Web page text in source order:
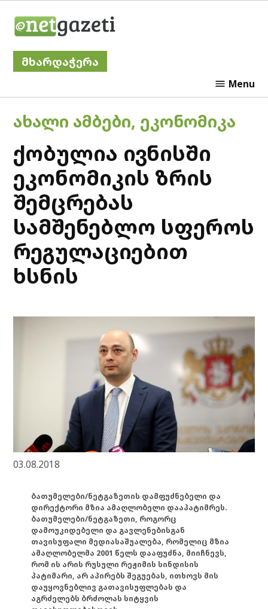
მხარდაჭერა
Menu
POSTED
IN
ᲐᲮᲐᲚᲘ ᲐᲛᲑᲔᲑᲘ, ᲔᲙᲝᲜᲝᲛᲘᲙᲐ
ქობულია ივნისში
ეკონომიკის ზრის
შემცრებას
სამშენებლო სფეროს
რეგულაციებით
ხსნის
03.08.2018
ბათუმელები/ნეტგაზეთის დამფუძნებელი და
დირექტორი მზია ამაღლობელი დააპატიმრეს.
ბათუმელები/ნეტგაზეთი, როგორც
დამოუკიდებელი და გავლენებისგან
თავისუფალი მედიასაშუალება, რომელიც მზია
ამაღლობელმა 2001 წელს დააფუძნა, მიიჩნევს,
რომ ის არის რუსული რეჟიმის სინდისის
პატიმარი, არ აპირებს შეგუებას, ითხოვს მის
დაუყოვნებლივ გათავისუფლებას და
აგრძელებს ბრძოლას სიტყვის